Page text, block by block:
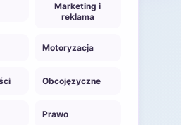
Marketing i
reklama
Motoryzacja
Obcojęzyczne
Prawo